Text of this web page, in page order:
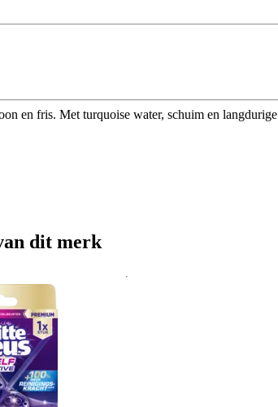
en fris. Met turquoise water, schuim en langdurige
dit merk